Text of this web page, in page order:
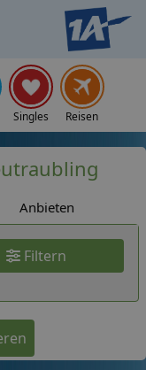
Singles Reisen
Anbieten
Filtern